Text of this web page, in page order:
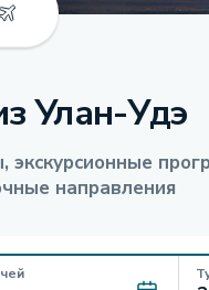
Улан-Удэ
направления